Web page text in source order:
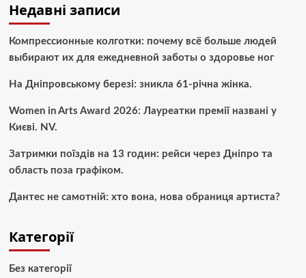
Недавні записи
Компрессионные колготки: почему всё больше людей
выбирают их для ежедневной заботы о здоровье ног
На Дніпровському березі: зникла 61-річна жінка.
Women in Arts Award 2026: Лауреатки премії названі у
Києві. NV.
Затримки поїздів на 13 годин: рейси через Дніпро та
область поза графіком.
Дантес не самотній: хто вона, нова обраниця артиста?
Категорії
Без категорії